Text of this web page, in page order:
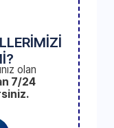
olan
7/24